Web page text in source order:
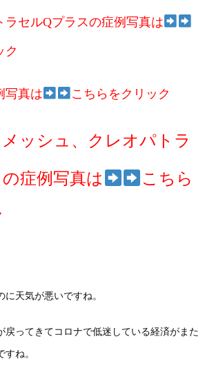
ラセルQプラスの症例写真は
ク
写真は こちらをクリック
ッシュ、クレオパトラ
症例写真は こちら
天気が悪いですね。
戻ってきてコロナで低迷している経済がまた
ね。